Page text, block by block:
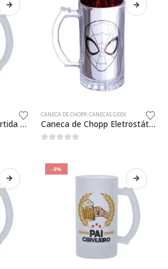
Caneca de Chopp Divertida Quero Cerveja Presente Criativo
CANECA DE CHOPP,CANECAS GEEK
Caneca de Chopp Eletrostática Spider Man 450ml Oficial
-8%